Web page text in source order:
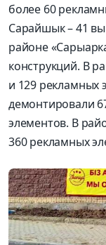
более 60
Сарайшык – 41
районе
конструкций. В
и 129 рекламных
демонтировали
элементов. В
360 рекламных